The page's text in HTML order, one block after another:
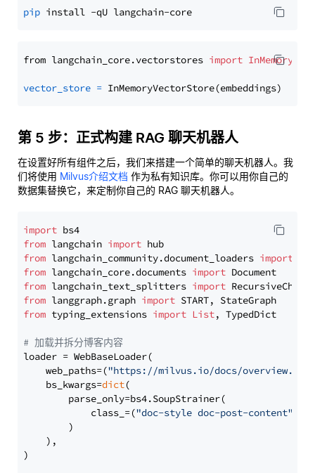
pip
from langchain_core.vectorstores import
vector_store =
第 5 步：正式构建 RAG 聊天机器人
在设置好所有组件之后，我们来搭建一个简单的聊天机器人。我
们将使用 Milvus介绍文档 作为私有知识库。你可以用你自己的
数据集替换它，来定制你自己的 RAG 聊天机器人。
import
from langchain import
from langchain_community.document_loaders import
from langchain_core.documents import
from langchain_text_splitters import
from langgraph.graph import
from typing_extensions import List, TypedDict
# 加载并拆分博客内容
loader = WebBaseLoader(
    web_paths=(
"https://milvus.io/docs/overview.md"
    bs_kwargs=
dict(
        parse_only=bs4.SoupStrainer(
            class_=(
"doc-style doc-post-content"
        )
    ),
)